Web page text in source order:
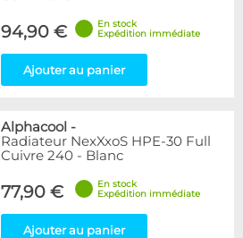
94,90 €
En stock
Expédition immédiate
Ajouter au panier
Alphacool -
Radiateur NexXxoS HPE-30 Full
Cuivre 240 - Blanc
77,90 €
En stock
Expédition immédiate
Ajouter au panier